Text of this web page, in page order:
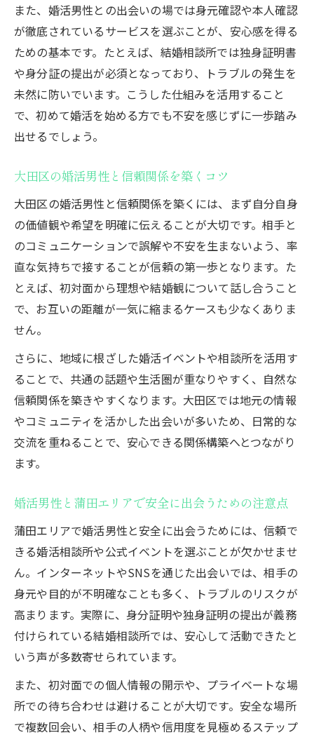
婚活男性の誠実さを確かめる質問法を紹介
婚活男性のプロフィールから見抜くポイン
ト
婚活男性とのやりとりで信頼度を見極める
コツ
婚活男性の行動パターンから安全性を判断
婚活男性と安全な出会いを叶える実践テク
ニック
婚活男性との初対面で安心感を作る方法
婚活男性と安全に連絡を取るための注意点
婚活男性との出会いを安心に保つ行動とは
安全な婚活男性との出会い方を徹底アドバ
イス
婚活男性と出会うなら結婚相談所の活用が
安心
イント
リット
婚活男性とトラブルを防ぐ相談所のサポー
ト体制
婚活男性と上手に出会うなら相談所利用がカギ
婚活男性と出会うには相談所利用が最適な
理由
婚活男性とマッチング成功へ導く相談所の
選び方
婚活男性と上手く出会える相談所の探し方
婚活男性とスムーズな出会いを叶えるポイ
ント
また、婚活男性との出会いの場では身元確認や本人確認
が徹底されているサービスを選ぶことが、安心感を得る
ための基本です。たとえば、結婚相談所では独身証明書
や身分証の提出が必須となっており、トラブルの発生を
未然に防いでいます。こうした仕組みを活用すること
で、初めて婚活を始める方でも不安を感じずに一歩踏み
出せるでしょう。
大田区の婚活男性と信頼関係を築くコツ
大田区の婚活男性と信頼関係を築くには、まず自分自身
の価値観や希望を明確に伝えることが大切です。相手と
のコミュニケーションで誤解や不安を生まないよう、率
直な気持ちで接することが信頼の第一歩となります。た
とえば、初対面から理想や結婚観について話し合うこと
で、お互いの距離が一気に縮まるケースも少なくありま
せん。
さらに、地域に根ざした婚活イベントや相談所を活用す
ることで、共通の話題や生活圏が重なりやすく、自然な
信頼関係を築きやすくなります。大田区では地元の情報
やコミュニティを活かした出会いが多いため、日常的な
交流を重ねることで、安心できる関係構築へとつながり
ます。
婚活男性と蒲田エリアで安全に出会うための注意点
蒲田エリアで婚活男性と安全に出会うためには、信頼で
きる婚活相談所や公式イベントを選ぶことが欠かせませ
ん。インターネットやSNSを通じた出会いでは、相手の
身元や目的が不明確なことも多く、トラブルのリスクが
高まります。実際に、身分証明や独身証明の提出が義務
付けられている結婚相談所では、安心して活動できたと
いう声が多数寄せられています。
また、初対面での個人情報の開示や、プライベートな場
所での待ち合わせは避けることが大切です。安全な場所
で複数回会い、相手の人柄や信用度を見極めるステップ